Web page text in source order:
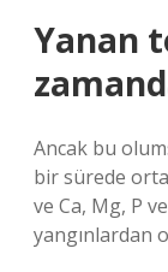
Yanan
Ancak bu
bir sürede
ve Ca, Mg, P
yangınlardan